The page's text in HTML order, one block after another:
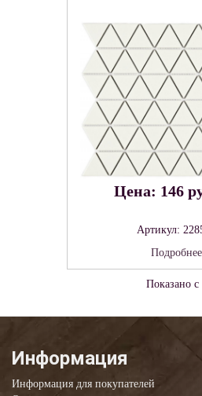
Цена: 146
Артикул:
Подробнее
Показано
Информация
Информация для покупателей